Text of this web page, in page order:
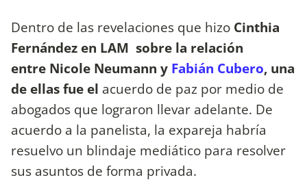
Dentro de las revelaciones que hizo Cinthia
Fernández en LAM sobre la relación
entre Nicole Neumann y Fabián Cubero, una
de ellas fue el acuerdo de paz por medio de
abogados que lograron llevar adelante. De
acuerdo a la panelista, la expareja habría
resuelvo un blindaje mediático para resolver
sus asuntos de forma privada.